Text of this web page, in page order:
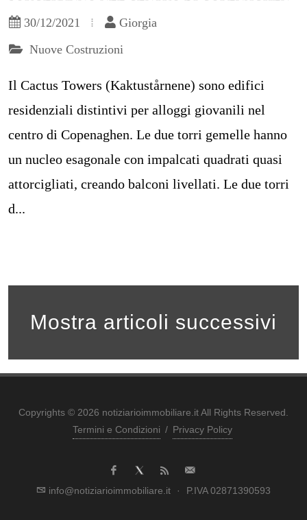
30/12/2021
Giorgia
Nuove Costruzioni
Il Cactus Towers (Kaktustårnene) sono edifici
residenziali distintivi per alloggi giovanili nel
centro di Copenaghen. Le due torri gemelle hanno
un nucleo esagonale con impalcati quadrati quasi
attorcigliati, creando balconi livellati. Le due torri
d...
Mostra articoli successivi
Copyrights © 2026 notiziarioimmobiliare.it All Rights Reserved.
Termini e Condizioni / Privacy Policy
info@notiziarioimmobiliare.it · P.IVA 02871390593